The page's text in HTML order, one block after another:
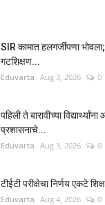
SIR कामात हलगर्जीपणा
गटशिक्षण...
Eduvarta Aug 3, 2026 0
पहिली ते बारावीच्या
प्रशासनाचे...
Eduvarta Aug 3, 2026 0
टीईटी परीक्षेचा निर्णय एकटे
Eduvarta Aug 4, 2026 0